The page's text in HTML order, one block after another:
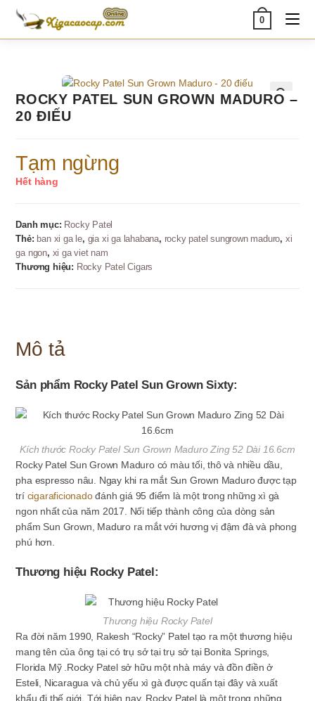
Skip
content
0
ROCKY PATEL SUN GROWN MADURO –
20 ĐIẾU
Tạm ngừng
Hết hàng
Danh mục: Rocky Patel
Thẻ: ban xi ga le, gia xi ga lahabana, rocky patel sungrown maduro, xi
ga ngon, xi ga viet nam
Thương hiệu: Rocky Patel Cigars
Mô tả
Sản phẩm Rocky Patel Sun Grown Sixty:
Kích thước Rocky Patel Sun Grown Maduro Zing 52 Dài 16.6cm
Rocky Patel Sun Grown Maduro có màu tối, thô và nhiều dầu,
pha espresso nâu. Ngay khi ra mắt Sun Grown Maduro được tạp
trí cigaraficionadođánh giá 95 điểm là một trong những xì gà
ngon nhất của năm 2017. Nối tiếp thành công của dòng sản
phẩm Sun Grown, Maduro ra mắt với hương vị đậm đà và phong
phú hơn.
Thương hiệu Rocky Patel:
Thương hiệu Rocky Patel
Ra đời năm 1990, Rakesh “Rocky” Patel tạo ra một thương hiệu
mang tên của ông tại có trụ sở tại trụ sở tại Bonita Springs,
Florida Mỹ .Rocky Patel sở hữu một nhà máy và đồn điền ở
Esteli, Nicaragua và chủ yếu xì gà được quấn tại đây và xuất
khẩu đi thế giới. Tới hiện nay, Rocky Patel là một trong những